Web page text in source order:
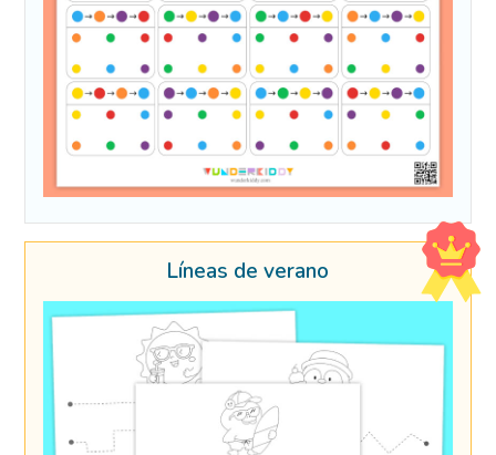
Líneas de verano